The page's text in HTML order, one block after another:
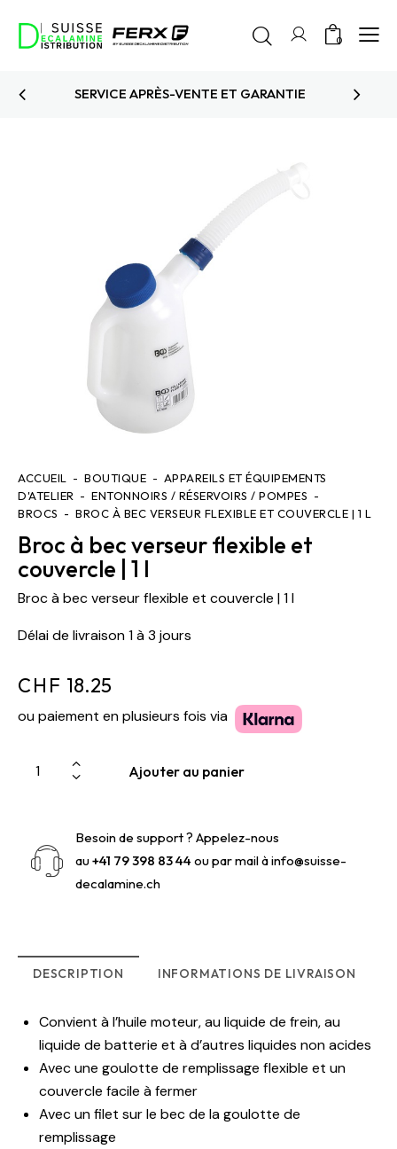
0
PRODUITS TESTÉS ET APPROUVÉS
ACCUEIL BOUTIQUE
APPAREILS ET ÉQUIPEMENTS
D'ATELIER
ENTONNOIRS / RÉSERVOIRS / POMPES
BROCS
BROC À BEC VERSEUR FLEXIBLE ET COUVERCLE | 1 L
Broc à bec verseur flexible et
couvercle | 1 l
Broc à bec verseur flexible et couvercle | 1 l
Délai de livraison 1 à 3 jours
CHF 18.25
ou paiement en plusieurs fois via
Ajouter au panier
Besoin de support ? Appelez-nous
au+41 79 398 83 44ou par mail àinfo@suisse-
decalamine.ch
DESCRIPTION INFORMATIONS DE LIVRAISON
Convient à l’huile moteur, au liquide de frein, au
liquide de batterie et à d’autres liquides non acides
Avec une goulotte de remplissage flexible et un
couvercle facile à fermer
Avec un filet sur le bec de la goulotte de
remplissage